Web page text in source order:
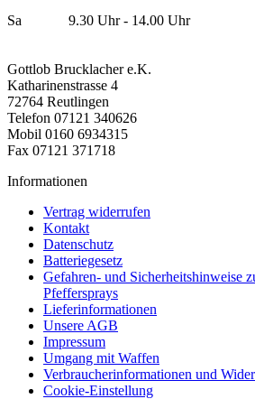
Sa 9.30 Uhr - 14.00 Uhr
Gottlob Brucklacher e.K.
Katharinenstrasse 4
72764 Reutlingen
Telefon 07121 340626
Mobil 0160 6934315
Fax 07121 371718
Informationen
Vertrag widerrufen
Kontakt
Datenschutz
Batteriegesetz
Gefahren- und Sicherheitshinweise
Pfeffersprays
Lieferinformationen
Unsere AGB
Impressum
Umgang mit Waffen
Verbraucherinformationen und
Cookie-Einstellung